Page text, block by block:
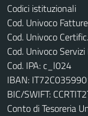
Codici istituzionali
Cod. Univoco
Cod. Univoco
Cod. Univoco
Cod. IPA: c_l024
IBAN:
BIC/SWIFT:
Conto di Tesoreria